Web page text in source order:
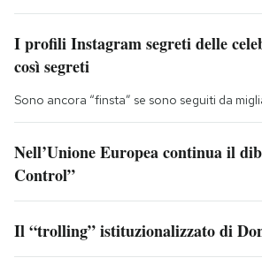
I profili Instagram segreti delle
così segreti
Sono ancora “finsta” se sono seguiti da
Nell’Unione Europea continua il
Control”
Il “trolling” istituzionalizzato di